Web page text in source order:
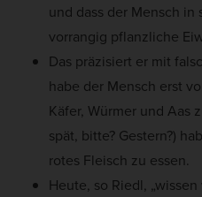
und dass der Mensch
vorrangig pflanzliche
Das präzisiert er mit
habe der Mensch erst
Käfer, Würmer und Aas
spät, bitte? Gestern?)
rotes Fleisch zu essen.
Heute, so Riedl,